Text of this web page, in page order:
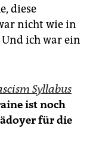
diese
nicht wie in
ich war ein
Syllabus
ist noch
für die